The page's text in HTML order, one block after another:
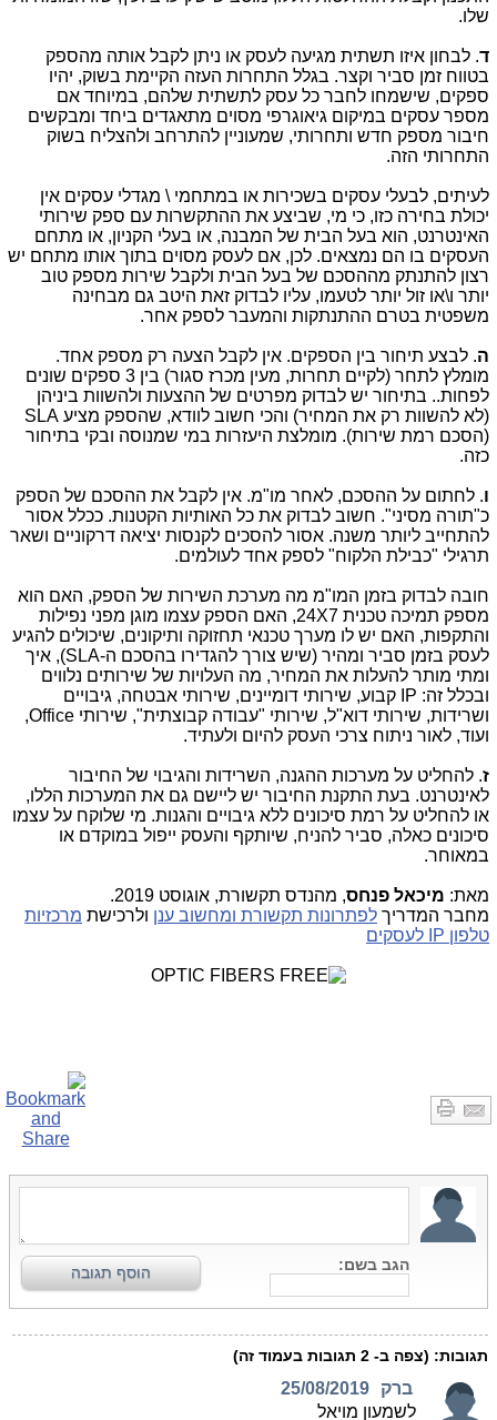
שלו.
ד. לבחון איזו תשתית מגיעה לעסק או ניתן לקבל אותה מהספק
בטווח זמן סביר וקצר. בגלל התחרות העזה הקיימת בשוק, יהיו
ספקים, שישמחו לחבר כל עסק לתשתית שלהם, במיוחד אם
מספר עסקים במיקום גיאוגרפי מסוים מתאגדים ביחד ומבקשים
חיבור מספק חדש ותחרותי, שמעוניין להתרחב ולהצליח בשוק
התחרותי הזה.
לעיתים, לבעלי עסקים בשכירות או במתחמי \ מגדלי עסקים אין
יכולת בחירה כזו, כי מי, שביצע את ההתקשרות עם ספק שירותי
האינטרנט, הוא בעל הבית של המבנה, או בעלי הקניון, או מתחם
העסקים בו הם נמצאים. לכן, אם לעסק מסוים בתוך אותו מתחם יש
רצון להתנתק מההסכם של בעל הבית ולקבל שירות מספק טוב
יותר ו\או זול יותר לטעמו, עליו לבדוק זאת היטב גם מבחינה
משפטית בטרם ההתנתקות והמעבר לספק אחר.
ה. לבצע תיחור בין הספקים. אין לקבל הצעה רק מספק אחד.
מומלץ לתחר (לקיים תחרות, מעין מכרז סגור) בין 3 ספקים שונים
לפחות.. בתיחור יש לבדוק מפרטים של ההצעות ולהשוות ביניהן
(לא להשוות רק את המחיר) והכי חשוב לוודא, שהספק מציע SLA
(הסכם רמת שירות). מומלצת היעזרות במי שמנוסה ובקי בתיחור
כזה.
ו. לחתום על ההסכם, לאחר מו"מ. אין לקבל את ההסכם של הספק
כ"תורה מסיני". חשוב לבדוק את כל האותיות הקטנות. ככלל אסור
להתחייב ליותר משנה. אסור להסכים לקנסות יציאה דרקוניים ושאר
תרגילי "כבילת הלקוח" לספק אחד לעולמים.
חובה לבדוק בזמן המו"מ מה מערכת השירות של הספק, האם הוא
מספק תמיכה טכנית 24X7, האם הספק עצמו מוגן מפני נפילות
והתקפות, האם יש לו מערך טכנאי תחזוקה ותיקונים, שיכולים להגיע
לעסק בזמן סביר ומהיר (שיש צורך להגדירו בהסכם ה-SLA), איך
ומתי מותר להעלות את המחיר, מה העלויות של שירותים נלווים
ובכלל זה: IP קבוע, שירותי דומיינים, שירותי אבטחה, גיבויים
ושרידות, שירותי דוא"ל, שירותי "עבודה קבוצתית", שירותי Office
,
ועוד, לאור ניתוח צרכי העסק להיום ולעתיד.
ז. להחליט על מערכות ההגנה, השרידות והגיבוי של החיבור
לאינטרנט. בעת התקנת החיבור יש ליישם גם את המערכות הללו,
או להחליט על רמת סיכונים ללא גיבויים והגנות. מי שלוקח על עצמו
סיכונים כאלה, סביר להניח, שיותקף והעסק ייפול במוקדם או
במאוחר.
מאת: מיכאל פנחס, מהנדס תקשורת, אוגוסט 2019.
מחבר המדריך לפתרונות תקשורת ומחשוב ענן ולרכישת מרכזיות
טלפון IP לעסקים